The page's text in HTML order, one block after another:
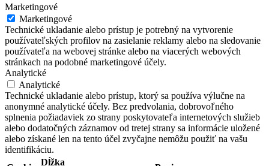
Marketingové
Marketingové
Technické ukladanie alebo prístup je potrebný na vytvorenie
používateľských profilov na zasielanie reklamy alebo na sledovanie
používateľa na webovej stránke alebo na viacerých webových
stránkach na podobné marketingové účely.
Analytické
Analytické
Technické ukladanie alebo prístup, ktorý sa používa výlučne na
anonymné analytické účely. Bez predvolania, dobrovoľného
splnenia požiadaviek zo strany poskytovateľa internetových služieb
alebo dodatočných záznamov od tretej strany sa informácie uložené
alebo získané len na tento účel zvyčajne nemôžu použiť na vašu
identifikáciu.
Dĺžka